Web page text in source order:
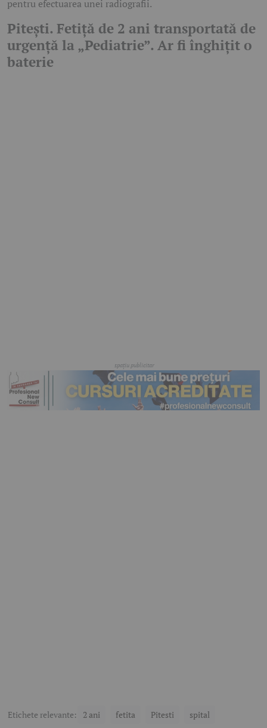
pentru efectuarea unei radiografii.
Pitești. Fetiță de 2 ani transportată de
urgență la „Pediatrie”. Ar fi înghițit o
baterie
Etichete relevante: 2 ani fetita Pitesti spital